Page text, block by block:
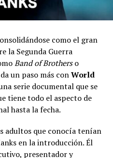
como el gran
la Segunda Guerra
Band of Brotherso
un paso más conWorld
serie documental que se
tiene todo el aspecto de
hasta la fecha.
adultos que conocía tenían
en la introducción. Él
presentador y